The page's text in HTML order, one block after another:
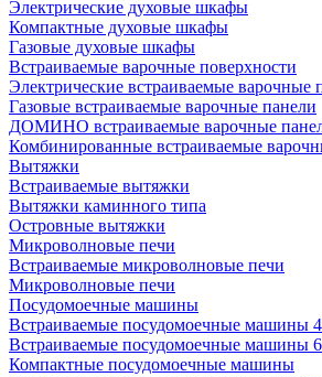
Электрические духовые шкафы
Компактные духовые шкафы
Газовые духовые шкафы
Встраиваемые варочные поверхности
Электрические встраиваемые варочные
Газовые встраиваемые варочные панели
ДОМИНО встраиваемые варочные
Комбинированные встраиваемые
Вытяжки
Встраиваемые вытяжки
Вытяжки каминного типа
Островные вытяжки
Микроволновые печи
Встраиваемые микроволновые печи
Микроволновые печи
Посудомоечные машины
Встраиваемые посудомоечные машины
Встраиваемые посудомоечные машины
Компактные посудомоечные машины